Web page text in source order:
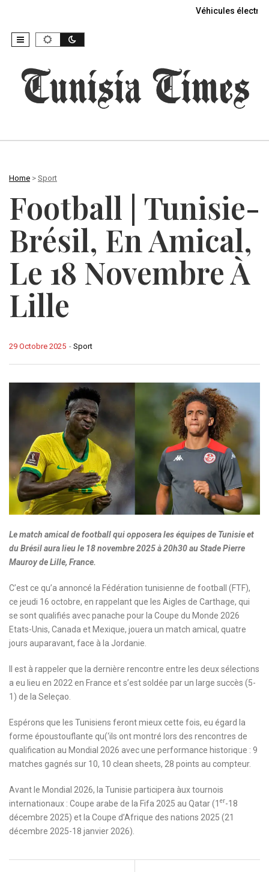
Véhicules
Home > Sport
Football | Tunisie-
Brésil, En Amical,
Le 18 Novembre À
Lille
- Sport
29 Octobre 2025
Le match amical de football qui opposera les équipes de Tunisie et
du Brésil aura lieu le 18 novembre 2025 à 20h30 au Stade Pierre
Mauroy de Lille, France.
C’est ce qu’a annoncé la Fédération tunisienne de football (FTF),
ce jeudi 16 octobre, en rappelant que les Aigles de Carthage, qui
se sont qualifiés avec panache pour la Coupe du Monde 2026
Etats-Unis, Canada et Mexique, jouera un match amical, quatre
jours auparavant, face à la Jordanie.
Il est à rappeler que la dernière rencontre entre les deux sélections
a eu lieu en 2022 en France et s’est soldée par un large succès (5-
1) de la Seleçao.
Espérons que les Tunisiens feront mieux cette fois, eu égard la
forme époustouflante qu(‘ils ont montré lors des rencontres de
qualification au Mondial 2026 avec une performance historique : 9
matches gagnés sur 10, 10 clean sheets, 28 points au compteur.
Avant le Mondial 2026, la Tunisie participera àux tournois
internationaux : Coupe arabe de la Fifa 2025 au Qatar (1 er-18
décembre 2025) et la Coupe d’Afrique des nations 2025 (21
décembre 2025-18 janvier 2026).